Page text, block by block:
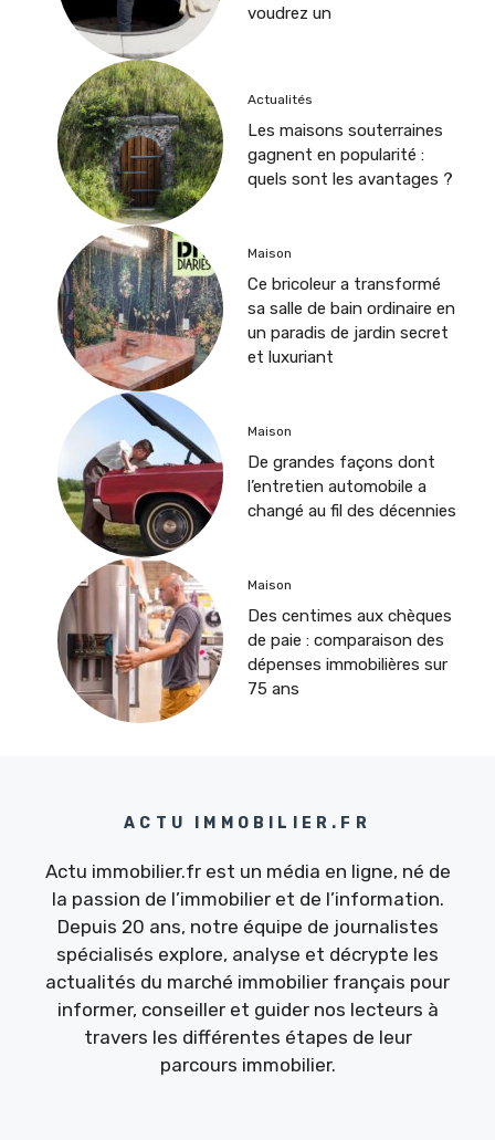
voudrez un
Actualités
Les maisons souterraines
gagnent en popularité :
quels sont les avantages ?
Maison
Ce bricoleur a transformé
sa salle de bain ordinaire en
un paradis de jardin secret
et luxuriant
Maison
De grandes façons dont
l’entretien automobile a
changé au fil des décennies
Maison
Des centimes aux chèques
de paie : comparaison des
dépenses immobilières sur
75 ans
ACTU IMMOBILIER.FR
Actu immobilier.fr est un média en ligne, né de
la passion de l’immobilier et de l’information.
Depuis 20 ans, notre équipe de journalistes
spécialisés explore, analyse et décrypte les
actualités du marché immobilier français pour
informer, conseiller et guider nos lecteurs à
travers les différentes étapes de leur
parcours immobilier.